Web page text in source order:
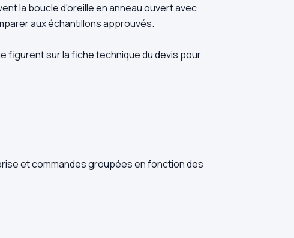
la boucle d'oreille en anneau ouvert avec
aux échantillons approuvés.
figurent sur la fiche technique du devis pour
et commandes groupées en fonction des